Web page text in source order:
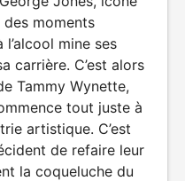
moments
mine ses
carrière. C’est alors
Tammy Wynette,
tout juste à
artistique. C’est
de refaire leur
la coqueluche du